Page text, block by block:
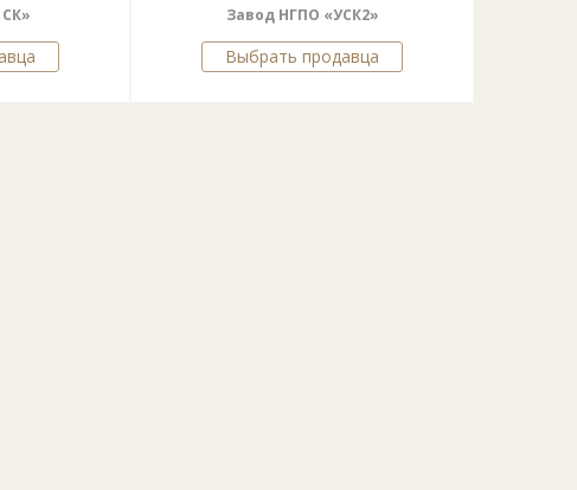
Завод НГПО «УСК2»
Выбрать продавца